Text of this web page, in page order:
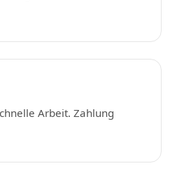
Arbeit. Zahlung